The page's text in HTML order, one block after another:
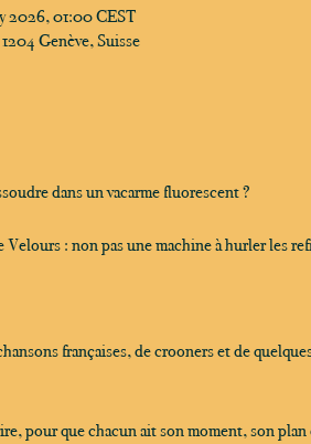
2026, 01:00 CEST
Genève, Suisse
dans un vacarme fluorescent ?
: non pas une machine à hurler les
françaises, de crooners et de
pour que chacun ait son moment, son